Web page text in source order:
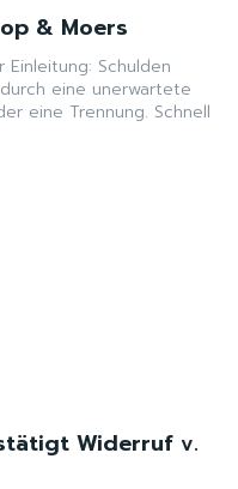
& Moers
eine unerwartete
eine Trennung. Schnell
Widerruf v.